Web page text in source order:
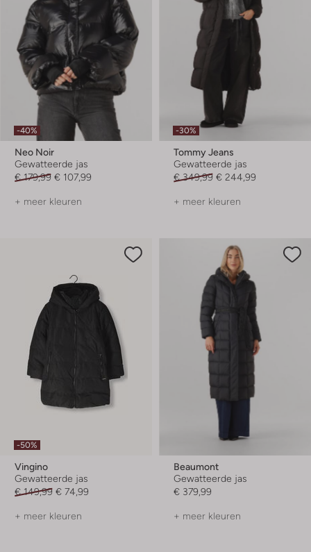
-40%
Neo Noir
Gewatteerde jas
€ 179,99 € 107,99
+ meer kleuren
-30%
Tommy Jeans
Gewatteerde jas
€ 349,99 € 244,99
+ meer kleuren
-50%
Vingino
Gewatteerde jas
€ 149,99 € 74,99
+ meer kleuren
Beaumont
Gewatteerde jas
€ 379,99
+ meer kleuren